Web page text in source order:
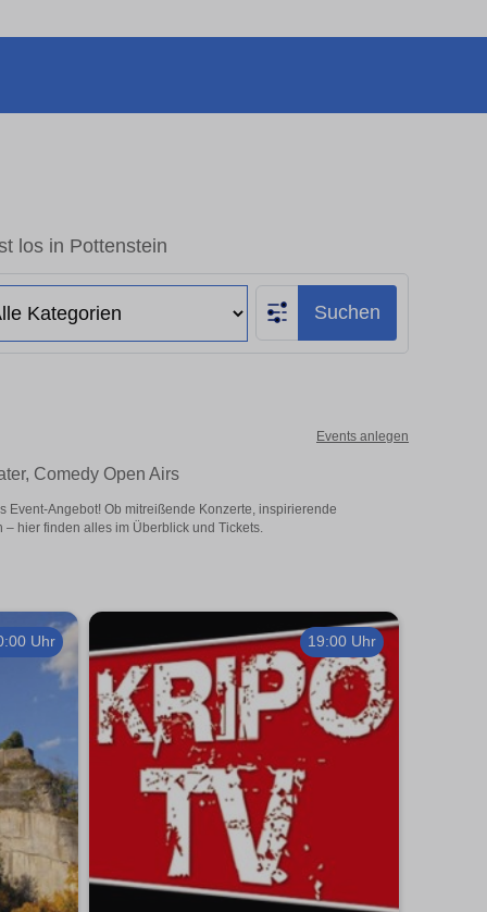
los in Pottenstein
Suchen
Events anlegen
Comedy Open Airs
Angebot! Ob mitreißende Konzerte, inspirierende
hier finden alles im Überblick und Tickets.
Uhr 19:00 Uhr